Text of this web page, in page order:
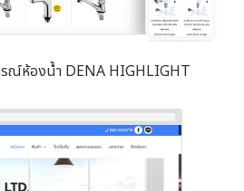
รณ์ห้องน้ำ DENA HIGHLIGHT